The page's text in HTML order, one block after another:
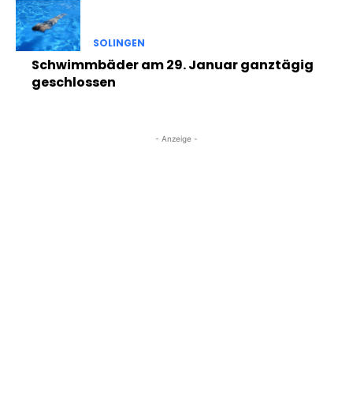
SOLINGEN
Schwimmbäder am 29. Januar ganztägig
geschlossen
- Anzeige -